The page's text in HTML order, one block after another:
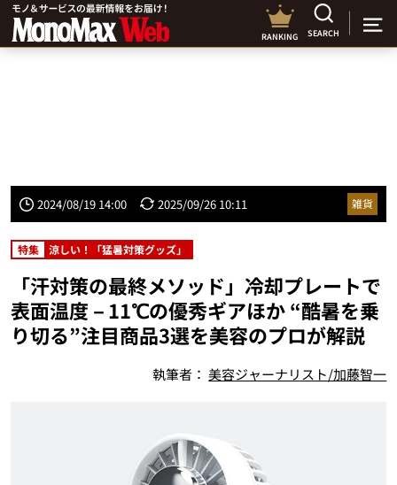
RANKING SEARCH
2024/08/19 14:00 2025/09/26 10:11 雑貨
特集 涼しい！「猛暑対策グッズ」
「汗対策の最終メソッド」冷却プレートで
表面温度－11℃の優秀ギアほか “酷暑を乗
り切る”注目商品3選を美容のプロが解説
執筆者：美容ジャーナリスト/加藤智一